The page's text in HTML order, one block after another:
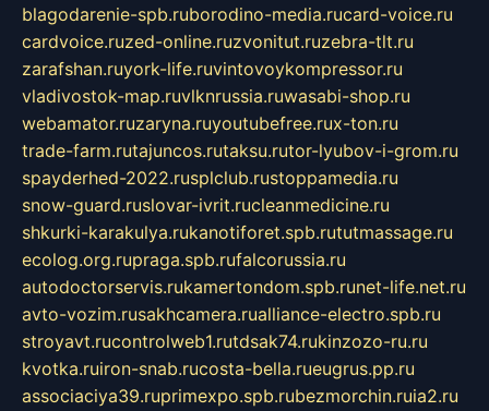
blagodarenie-spb.ruborodino-media.rucard-voice.ru
cardvoice.ruzed-online.ruzvonitut.ruzebra-tlt.ru
zarafshan.ruyork-life.ruvintovoykompressor.ru
vladivostok-map.ruvlknrussia.ruwasabi-shop.ru
webamator.ruzaryna.ruyoutubefree.rux-ton.ru
trade-farm.rutajuncos.rutaksu.rutor-lyubov-i-grom.ru
spayderhed-2022.rusplclub.rustoppamedia.ru
snow-guard.ruslovar-ivrit.rucleanmedicine.ru
shkurki-karakulya.rukanotiforet.spb.rututmassage.ru
ecolog.org.rupraga.spb.rufalcorussia.ru
autodoctorservis.rukamertondom.spb.runet-life.net.ru
avto-vozim.rusakhcamera.rualliance-electro.spb.ru
stroyavt.rucontrolweb1.rutdsak74.rukinzozo-ru.ru
kvotka.ruiron-snab.rucosta-bella.rueugrus.pp.ru
associaciya39.ruprimexpo.spb.rubezmorchin.ruia2.ru